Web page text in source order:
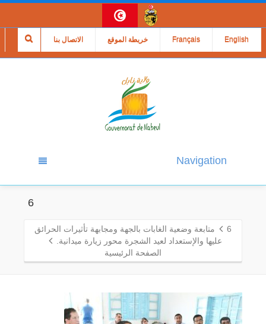
الاتصال بنا خريطة الموقع Français English
Navigation
6
6
متابعة وضعية الغابات بالجهة ومجابهة تأثيرات الحرائق
عليها والإستعداد لعيد الشجرة محور زيارة ميدانية.
الصفحة الرئيسية